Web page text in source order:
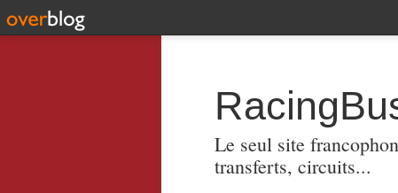
Le seul site
transferts, circuits...